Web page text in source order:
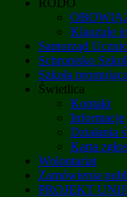
RODO
Klauzule
Samorząd
Schronisko
Szkoła
Świetlica
Kontakt
Informacje
Działania
Karta
Wolontariat
Zamówienia
PROJEKT